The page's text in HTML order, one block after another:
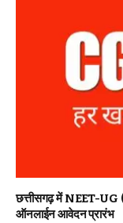
छत्तीसगढ़ में NEET-UG
ऑनलाईन आवेदन प्रारंभ